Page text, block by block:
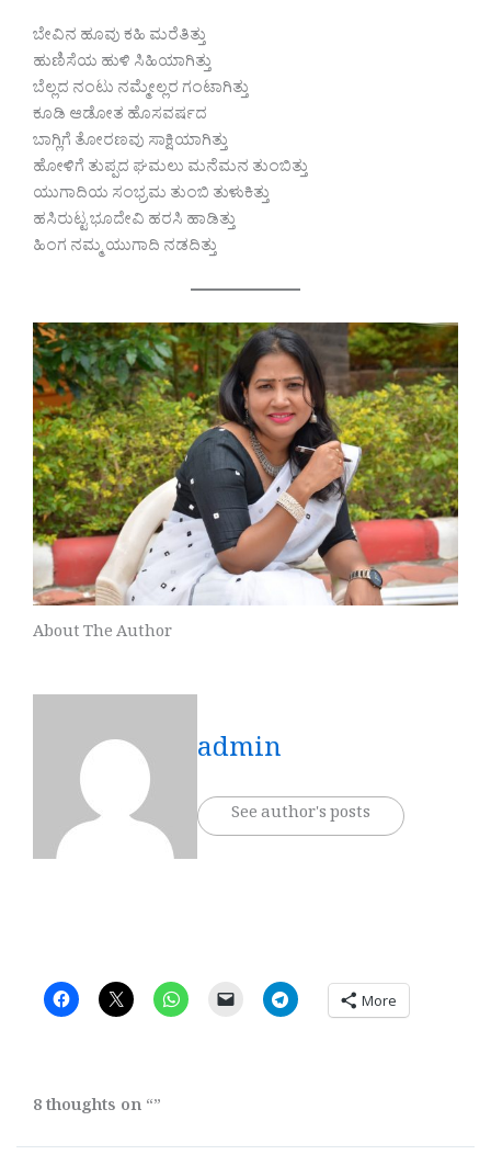
ಬೇವಿನ ಹೂವು ಕಹಿ ಮರೆತಿತ್ತು
ಹುಣಿಸೆಯ ಹುಳಿ ಸಿಹಿಯಾಗಿತ್ತು
ಬೆಲ್ಲದ ನಂಟು ನಮ್ಮೇಲ್ಲರ ಗಂಟಾಗಿತ್ತು
ಕೂಡಿ ಆಡೋತ ಹೊಸವರ್ಷದ
ಬಾಗ್ಲಿಗೆ ತೋರಣವು ಸಾಕ್ಷಿಯಾಗಿತ್ತು
ಹೋಳಿಗೆ ತುಪ್ಪದ ಘಮಲು ಮನೆಮನ ತುಂಬಿತ್ತು
ಯುಗಾದಿಯ ಸಂಭ್ರಮ ತುಂಬಿ ತುಳುಕಿತ್ತು
ಹಸಿರುಟ್ಟ ಭೂದೇವಿ ಹರಸಿ ಹಾಡಿತ್ತು
ಹಿಂಗ ನಮ್ಮ ಯುಗಾದಿ ನಡದಿತ್ತು
About The Author
admin
See author's posts
More
8 thoughts on “”